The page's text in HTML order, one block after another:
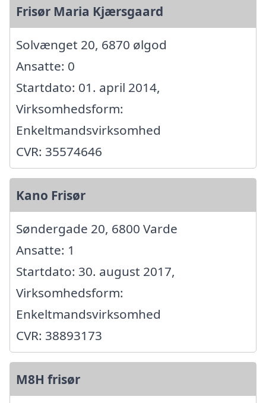
Frisør Maria Kjærsgaard
Solvænget 20, 6870 ølgod
Ansatte: 0
Startdato: 01. april 2014,
Virksomhedsform:
Enkeltmandsvirksomhed
CVR: 35574646
Kano Frisør
Søndergade 20, 6800 Varde
Ansatte: 1
Startdato: 30. august 2017,
Virksomhedsform:
Enkeltmandsvirksomhed
CVR: 38893173
M8H frisør